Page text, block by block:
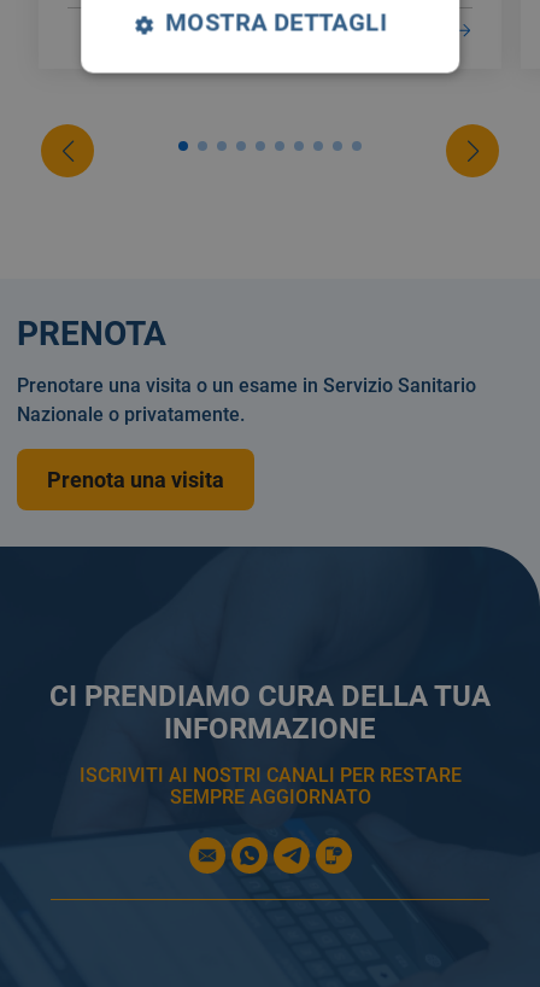
LEGGI DI PIÙ
CI PRENDIAMO CURA DELLA TUA
INFORMAZIONE
ISCRIVITI AI NOSTRI CANALI PER RESTARE
SEMPRE AGGIORNATO
PRENOTA
Prenotare una visita o un esame in Servizio Sanitario
Nazionale o privatamente.
Prenota una visita
MOSTRA DETTAGLI